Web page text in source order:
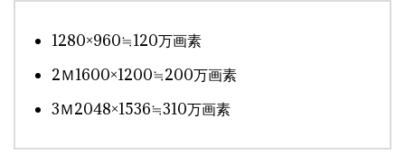
1280×960≒120万画素
2Ｍ1600×1200≒200万画素
3Ｍ2048×1536≒310万画素